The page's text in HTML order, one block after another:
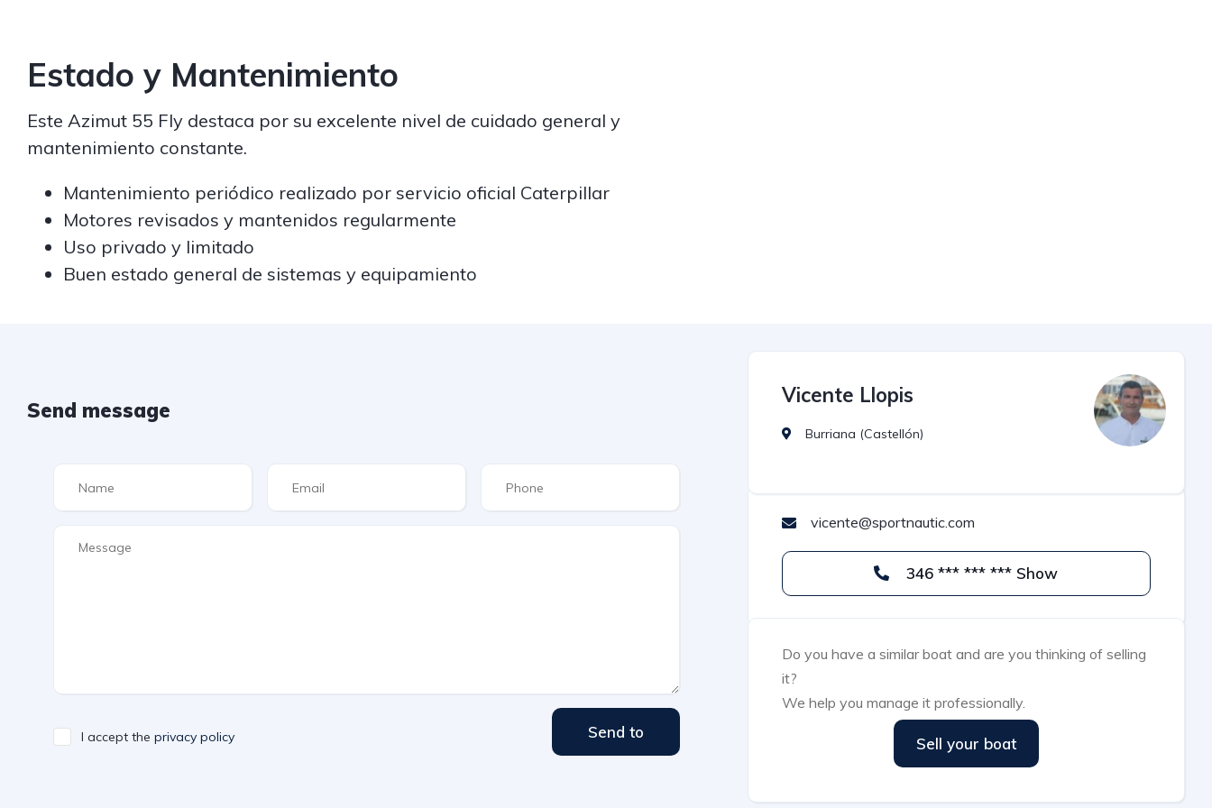
Estado y Mantenimiento
Este Azimut 55 Fly destaca por su excelente nivel de cuidado general y
mantenimiento constante.
Mantenimiento periódico realizado por servicio oficial Caterpillar
Motores revisados y mantenidos regularmente
Uso privado y limitado
Buen estado general de sistemas y equipamiento
Send message
I accept the privacy policy Send to
Vicente Llopis
Burriana (Castellón)
vicente@sportnautic.com
346 *** *** *** Show
Do you have a similar boat and are you thinking of selling
it?
We help you manage it professionally.
Sell your boat